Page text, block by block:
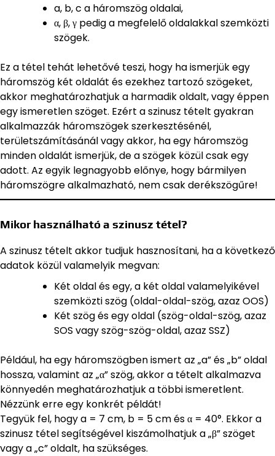
a, b, c a háromszög oldalai,
α, β, γ pedig a megfelelő oldalakkal szemközti
szögek.
Ez a tétel tehát lehetővé teszi, hogy ha ismerjük egy
háromszög két oldalát és ezekhez tartozó szögeket,
akkor meghatározhatjuk a harmadik oldalt, vagy éppen
egy ismeretlen szöget. Ezért a szinusz tételt gyakran
alkalmazzák háromszögek szerkesztésénél,
területszámításánál vagy akkor, ha egy háromszög
minden oldalát ismerjük, de a szögek közül csak egy
adott. Az egyik legnagyobb előnye, hogy bármilyen
háromszögre alkalmazható, nem csak derékszögűre!
Mikor használható a szinusz tétel?
A szinusz tételt akkor tudjuk hasznosítani, ha a következő
adatok közül valamelyik megvan:
Két oldal és egy, a két oldal valamelyikével
szemközti szög (oldal-oldal-szög, azaz OOS)
Két szög és egy oldal (szög-oldal-szög, azaz
SOS vagy szög-szög-oldal, azaz SSZ)
Például, ha egy háromszögben ismert az „a” és „b” oldal
hossza, valamint az „α” szög, akkor a tételt alkalmazva
könnyedén meghatározhatjuk a többi ismeretlent.
Nézzünk erre egy konkrét példát!
Tegyük fel, hogy a = 7 cm, b = 5 cm és α = 40°. Ekkor a
szinusz tétel segítségével kiszámolhatjuk a „β” szöget
vagy a „c” oldalt, ha szükséges.